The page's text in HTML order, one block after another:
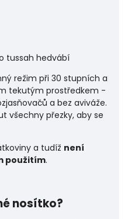
tussah hedvábí
režim při 30 stupních a
tekutým prostředkem -
a bez aviváže.
všechny přezky, aby se
a tudíž není
použitím.
nosítko?